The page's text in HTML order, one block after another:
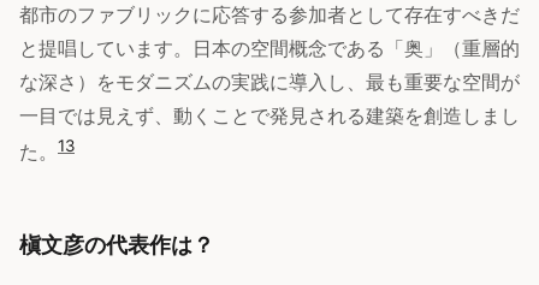
都市のファブリックに応答する参加者として存在すべきだ
と提唱しています。日本の空間概念である「奥」（重層的
な深さ）をモダニズムの実践に導入し、最も重要な空間が
一目では見えず、動くことで発見される建築を創造しまし
た。
13
槇文彦の代表作は？